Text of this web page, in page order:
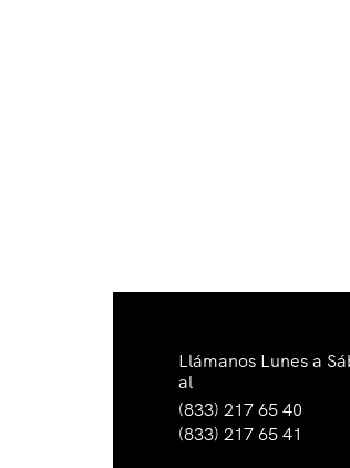
Llámanos Lunes a
al
(833) 217 65 40
(833) 217 65 41